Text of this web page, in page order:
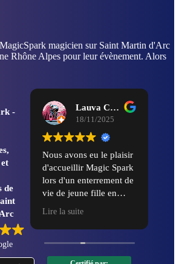
magicien sur Saint Martin d'Arc
Rhône Alpes pour leur évènement. Alors
-
de
Lauva Chill
18/11/2025
Nous avons eu le plaisir
d'accueillir Magic Spark
lors d'un enterrement de
vie de jeune fille en
et nous avons été
absolument ravies ! Son
spectacle était à la fois
Lire la suite